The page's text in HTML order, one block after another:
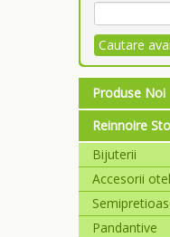
Cautare
Produse Noi
Reinnoire
Bijuterii
Accesorii
Pandantive